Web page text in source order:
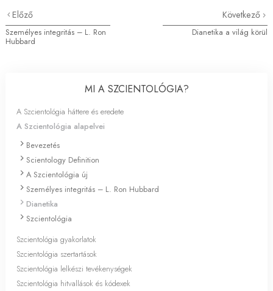
Előző
Személyes integritás – L. Ron
Hubbard
Következő
Dianetika a világ körül
MI A SZCIENTOLÓGIA?
A Szcientológia háttere és eredete
A Szcientológia alapelvei
Bevezetés
Scientology Definition
A Szcientológia új
Személyes integritás – L. Ron Hubbard
Dianetika
Szcientológia
Szcientológia gyakorlatok
Szcientológia szertartások
Szcientológia lelkészi tevékenységek
Szcientológia hitvallások és kódexek